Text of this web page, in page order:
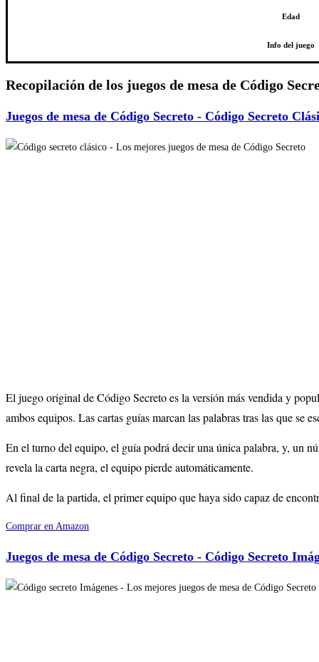
Edad
Info del juego
Recopilación de los juegos de mesa de Código
Juegos de mesa de Código Secreto - Código Secreto
El juego original de Código Secreto es la versión más vendida y
ambos equipos. Las cartas guías marcan las palabras tras las que se
En el turno del equipo, el guía podrá decir una única palabra, y, un
revela la carta negra, el equipo pierde automáticamente.
Al final de la partida, el primer equipo que haya sido capaz de
Comprar en Amazon
Juegos de mesa de Código Secreto - Código Secreto